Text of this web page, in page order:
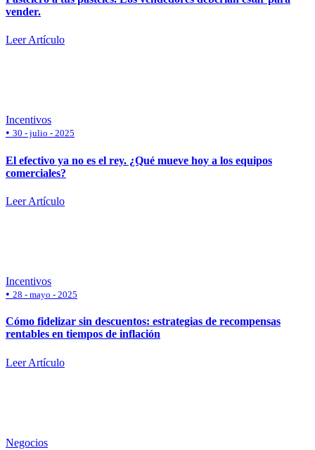
vender.
Leer Artículo
Incentivos
• 30 - julio - 2025
El efectivo ya no es el rey. ¿Qué mueve hoy a los equipos
comerciales?
Leer Artículo
Incentivos
• 28 - mayo - 2025
Cómo fidelizar sin descuentos: estrategias de recompensas
rentables en tiempos de inflación
Leer Artículo
Negocios